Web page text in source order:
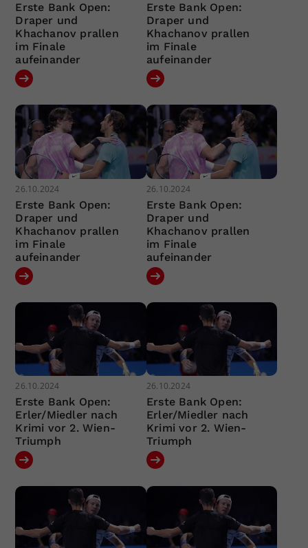
Erste Bank Open:
Draper und
Khachanov prallen
im Finale
aufeinander
Erste Bank Open:
Draper und
Khachanov prallen
im Finale
aufeinander
26.10.2024
Erste Bank Open:
Draper und
Khachanov prallen
im Finale
aufeinander
26.10.2024
Erste Bank Open:
Draper und
Khachanov prallen
im Finale
aufeinander
26.10.2024
Erste Bank Open:
Erler/Miedler nach
Krimi vor 2. Wien-
Triumph
26.10.2024
Erste Bank Open:
Erler/Miedler nach
Krimi vor 2. Wien-
Triumph